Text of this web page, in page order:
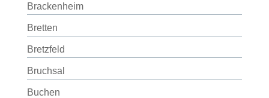
Brackenheim
Bretten
Bretzfeld
Bruchsal
Buchen